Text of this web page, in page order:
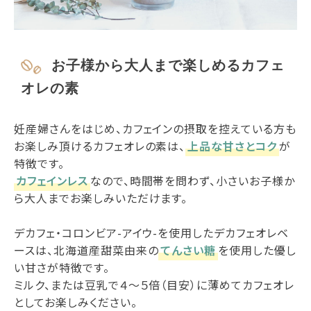
お子様から大人まで楽しめるカフェ
オレの素
妊産婦さんをはじめ、カフェインの摂取を控えている方も
お楽しみ頂けるカフェオレの素は、上品な甘さとコクが
特徴です。
カフェインレスなので、時間帯を問わず、小さいお子様か
ら大人までお楽しみいただけます。
デカフェ・コロンビア-アイウ-を使用したデカフェオレベ
ースは、北海道産甜菜由来のてんさい糖を使用した優し
い甘さが特徴です。
ミルク、または豆乳で４～５倍（目安）に薄めてカフェオレ
としてお楽しみください。